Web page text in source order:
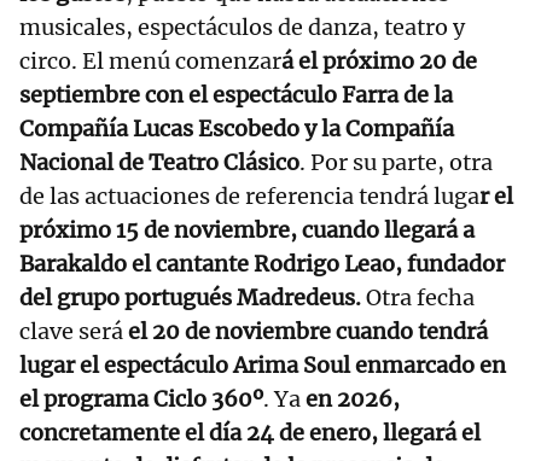
musicales, espectáculos de danza, teatro y
circo. El menú comenzará el próximo 20 de
septiembre con el espectáculo Farra de la
Compañía Lucas Escobedo y la Compañía
Nacional de Teatro Clásico. Por su parte, otra
de las actuaciones de referencia tendrá lugar el
próximo 15 de noviembre, cuando llegará a
Barakaldo el cantante Rodrigo Leao, fundador
del grupo portugués Madredeus.Otra fecha
clave seráel 20 de noviembre cuando tendrá
lugar el espectáculo Arima Soul enmarcado en
el programa Ciclo 360º. Yaen 2026,
concretamente el día 24 de enero, llegará el